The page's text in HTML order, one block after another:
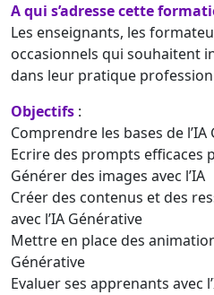
A qui s’adresse cette
Les enseignants, les
occasionnels qui souhaitent
dans leur pratique
Objectifs :
Comprendre les bases de l’IA
Ecrire des prompts efficaces
Générer des images avec l’IA
Créer des contenus et des
avec l’IA Générative
Mettre en place des
Générative
Evaluer ses apprenants avec